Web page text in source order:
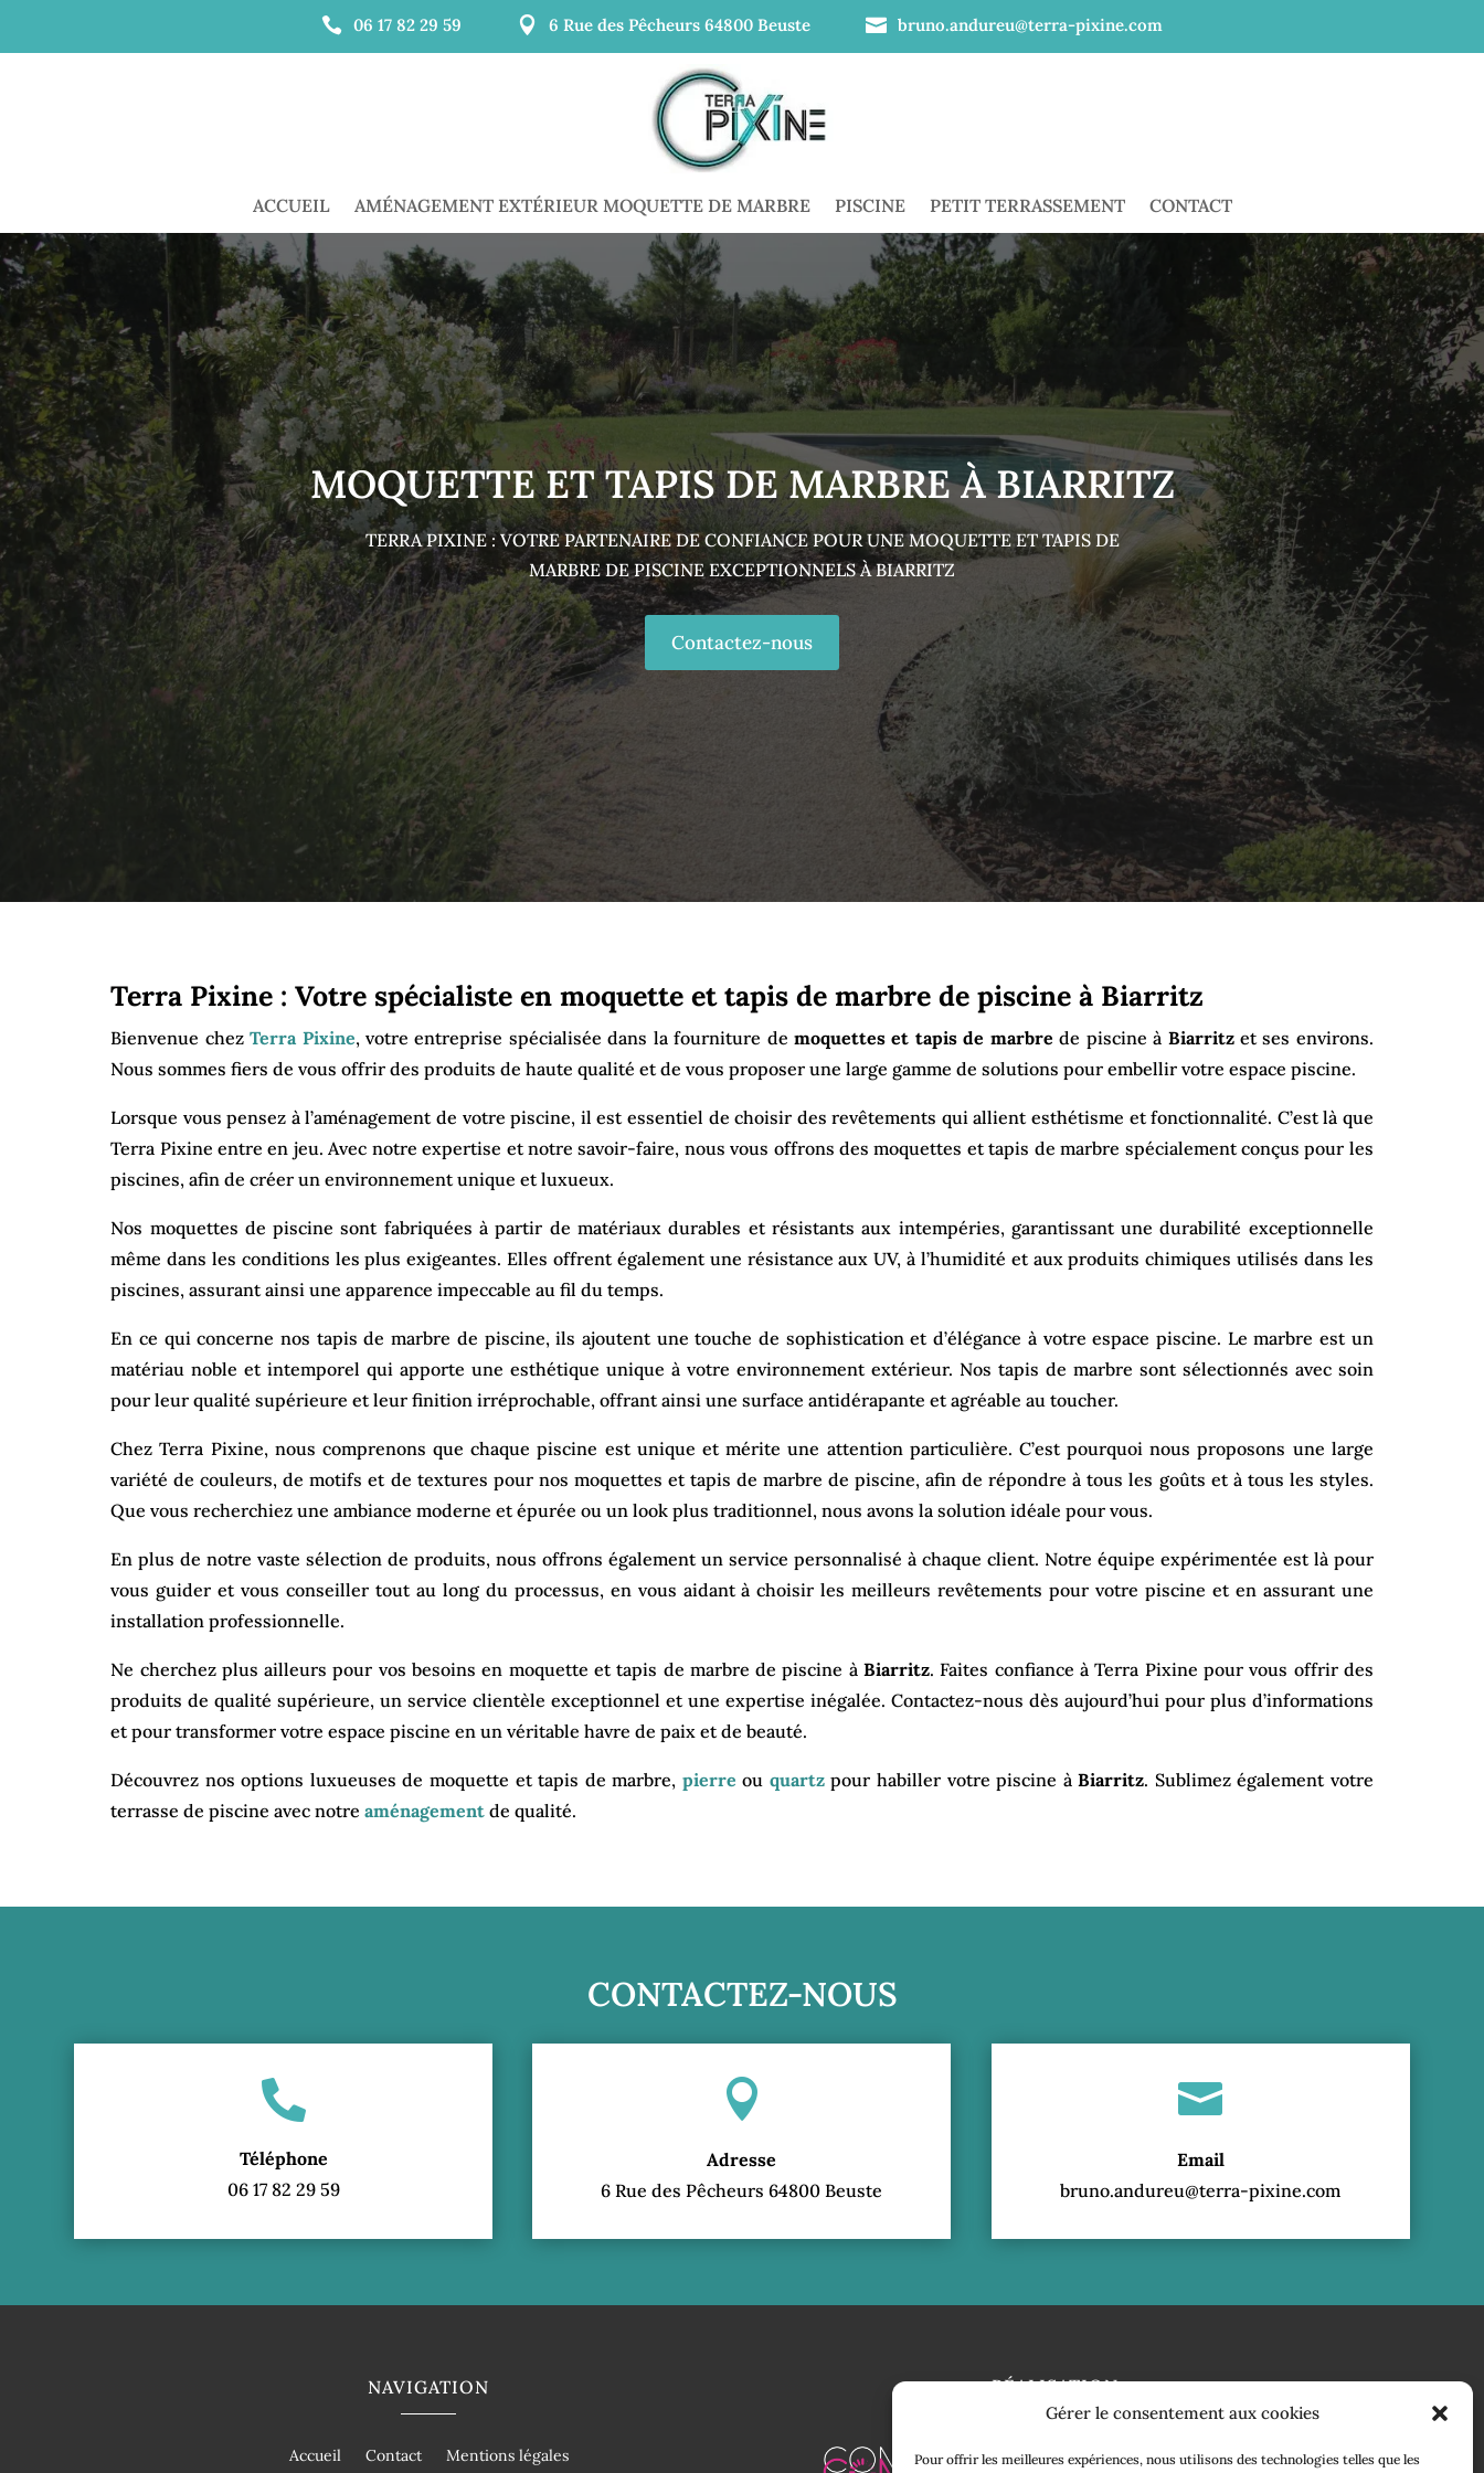
Gérer le consentement aux cookies
Pour offrir les meilleures expériences, nous utilisons des technologies telles que les
 06 17 82 29 59  6 Rue des Pêcheurs 64800 Beuste  bruno.andureu@terra-pixine.com
ACCUEIL AMÉNAGEMENT EXTÉRIEUR MOQUETTE DE MARBRE PISCINE PETIT TERRASSEMENT CONTACT
MOQUETTE ET TAPIS DE MARBRE À BIARRITZ
TERRA PIXINE : VOTRE PARTENAIRE DE CONFIANCE POUR UNE MOQUETTE ET TAPIS DE
MARBRE DE PISCINE EXCEPTIONNELS À BIARRITZ
Contactez-nous
Terra Pixine : Votre spécialiste en moquette et tapis de marbre de piscine à Biarritz
Bienvenue chezTerra Pixine, votre entreprise spécialisée dans la fourniture demoquettes et tapis de marbre de piscine à Biarritzet ses environs.
Nous sommes fiers de vous offrir des produits de haute qualité et de vous proposer une large gamme de solutions pour embellir votre espace piscine.
Lorsque vous pensez à l’aménagement de votre piscine, il est essentiel de choisir des revêtements qui allient esthétisme et fonctionnalité. C’est là que
Terra Pixine entre en jeu. Avec notre expertise et notre savoir-faire, nous vous offrons des moquettes et tapis de marbre spécialement conçus pour les
piscines, afin de créer un environnement unique et luxueux.
Nos moquettes de piscine sont fabriquées à partir de matériaux durables et résistants aux intempéries, garantissant une durabilité exceptionnelle
même dans les conditions les plus exigeantes. Elles offrent également une résistance aux UV, à l’humidité et aux produits chimiques utilisés dans les
piscines, assurant ainsi une apparence impeccable au fil du temps.
En ce qui concerne nos tapis de marbre de piscine, ils ajoutent une touche de sophistication et d’élégance à votre espace piscine. Le marbre est un
matériau noble et intemporel qui apporte une esthétique unique à votre environnement extérieur. Nos tapis de marbre sont sélectionnés avec soin
pour leur qualité supérieure et leur finition irréprochable, offrant ainsi une surface antidérapante et agréable au toucher.
Chez Terra Pixine, nous comprenons que chaque piscine est unique et mérite une attention particulière. C’est pourquoi nous proposons une large
variété de couleurs, de motifs et de textures pour nos moquettes et tapis de marbre de piscine, afin de répondre à tous les goûts et à tous les styles.
Que vous recherchiez une ambiance moderne et épurée ou un look plus traditionnel, nous avons la solution idéale pour vous.
En plus de notre vaste sélection de produits, nous offrons également un service personnalisé à chaque client. Notre équipe expérimentée est là pour
vous guider et vous conseiller tout au long du processus, en vous aidant à choisir les meilleurs revêtements pour votre piscine et en assurant une
installation professionnelle.
Ne cherchez plus ailleurs pour vos besoins en moquette et tapis de marbre de piscine àBiarritz. Faites confiance à Terra Pixine pour vous offrir des
produits de qualité supérieure, un service clientèle exceptionnel et une expertise inégalée. Contactez-nous dès aujourd’hui pour plus d’informations
et pour transformer votre espace piscine en un véritable havre de paix et de beauté.
Découvrez nos options luxueuses de moquette et tapis de marbre, pierre ou quartzpour habiller votre piscine àBiarritz. Sublimez également votre
terrasse de piscine avec notreaménagement de qualité.
CONTACTEZ-NOUS

Téléphone
06 17 82 29 59

Adresse
6 Rue des Pêcheurs 64800 Beuste

Email
bruno.andureu@terra-pixine.com
NAVIGATION
Accueil Contact Mentions légales
RÉALISATION